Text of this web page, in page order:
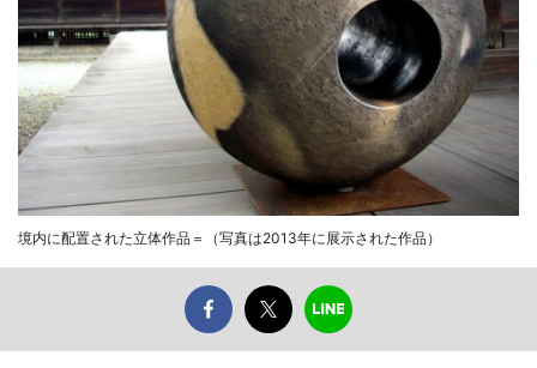
境内に配置された立体作品＝（写真は2013年に展示された作品）